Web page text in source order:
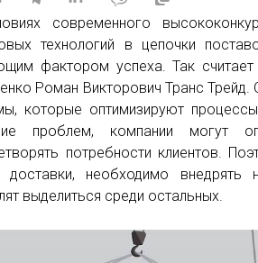
современного
технологий в цепочки
фактором успеха. Так считает
Роман Викторович Транс Трейд.
которые оптимизируют
проблем, компании могут
потребности клиентов.
доставки, необходимо внедрять
выделиться среди остальных.